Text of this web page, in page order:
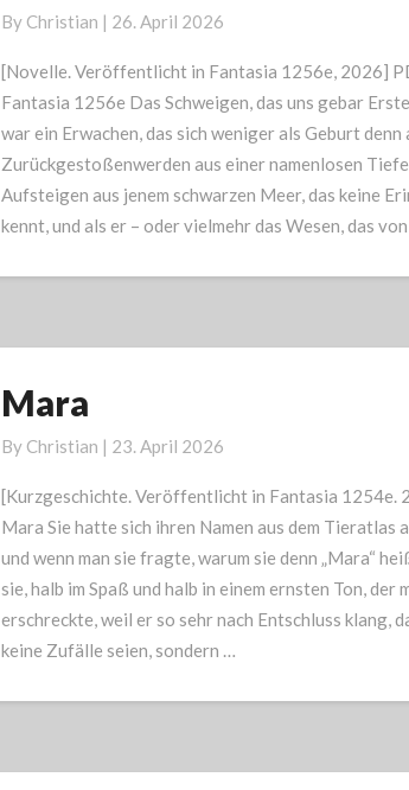
das
uns
gebar
By Christian | 26. April 2026
[Novelle. Veröffentlicht in Fantasia 1256e, 2026]
Fantasia 1256e Das Schweigen, das uns gebar
war ein Erwachen, das sich weniger als Geburt denn
Zurückgestoßenwerden aus einer namenlosen
Aufsteigen aus jenem schwarzen Meer, das keine
kennt, und als er – oder vielmehr das Wesen, das
Mara
Mara
By Christian | 23. April 2026
[Kurzgeschichte. Veröffentlicht in Fantasia 1254e.
Mara Sie hatte sich ihren Namen aus dem Tieratlas
und wenn man sie fragte, warum sie denn „Mara“
sie, halb im Spaß und halb in einem ernsten Ton, der
erschreckte, weil er so sehr nach Entschluss klang,
keine Zufälle seien, sondern …